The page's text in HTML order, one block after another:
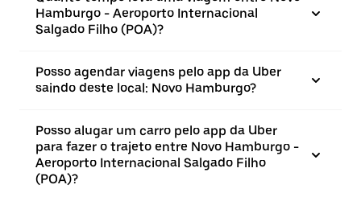
Hamburgo - Aeroporto Internacional
Salgado Filho (POA)?
Posso agendar viagens pelo app da Uber
saindo deste local: Novo Hamburgo?
Posso alugar um carro pelo app da Uber
para fazer o trajeto entre Novo Hamburgo -
Aeroporto Internacional Salgado Filho
(POA)?